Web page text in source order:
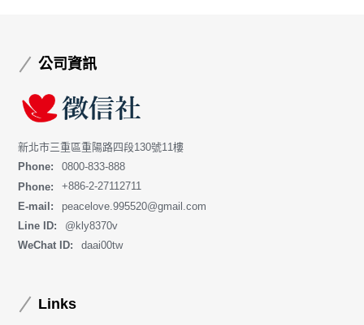
公司資訊
新北市三重區重陽路四段130號11樓
Phone:
0800-833-888
Phone:
+886-2-27112711
E-mail:
peacelove.995520@gmail.com
Line ID:
@kly8370v
WeChat ID:
daai00tw
Links